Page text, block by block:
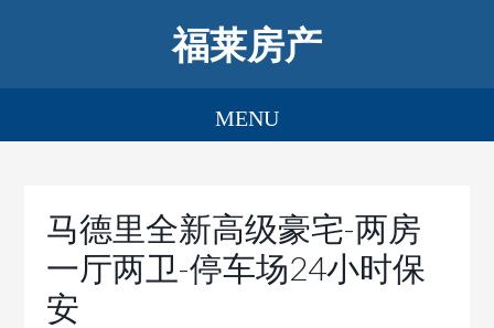
福莱房产
马德里全新高级豪宅-两房
一厅两卫-停车场24小时保
安